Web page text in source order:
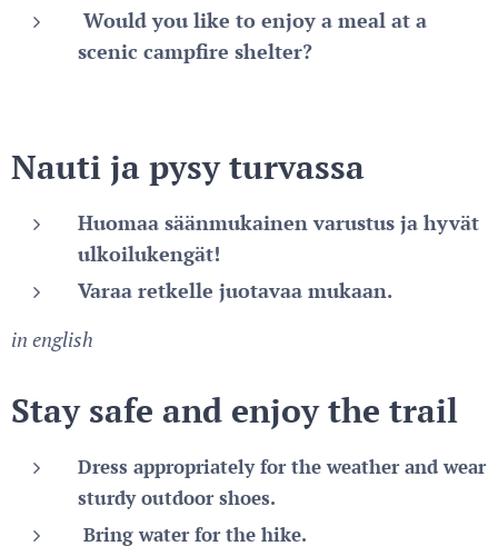
Would you like to enjoy a meal at a
scenic campfire shelter?
Nauti ja pysy turvassa
Huomaa säänmukainen varustus ja hyvät
ulkoilukengät!
Varaa retkelle juotavaa mukaan.
in english
Stay safe and enjoy the trail
Dress appropriately for the weather and wear
sturdy outdoor shoes.
Bring water for the hike.